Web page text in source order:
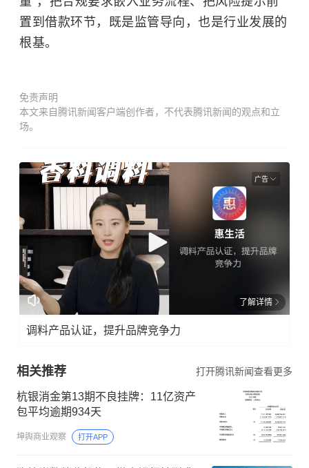
置到借款环节，既是监管导向，也是行业发展的
根基。
免责声明
本文来自腾讯新闻客户端创作者，不代表腾讯新闻的观点和立
场。
广告
了解详情
调料产品认证，提升品牌竞争力
相关推荐 打开腾讯新闻查看更多
杭银消金第13期不良挂牌：11亿资产
包平均逾期934天
坤舆商业观察 打开APP